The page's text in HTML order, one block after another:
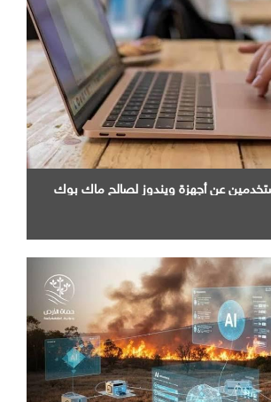
عن أجهزة ويندوز لصالح ماك بوك